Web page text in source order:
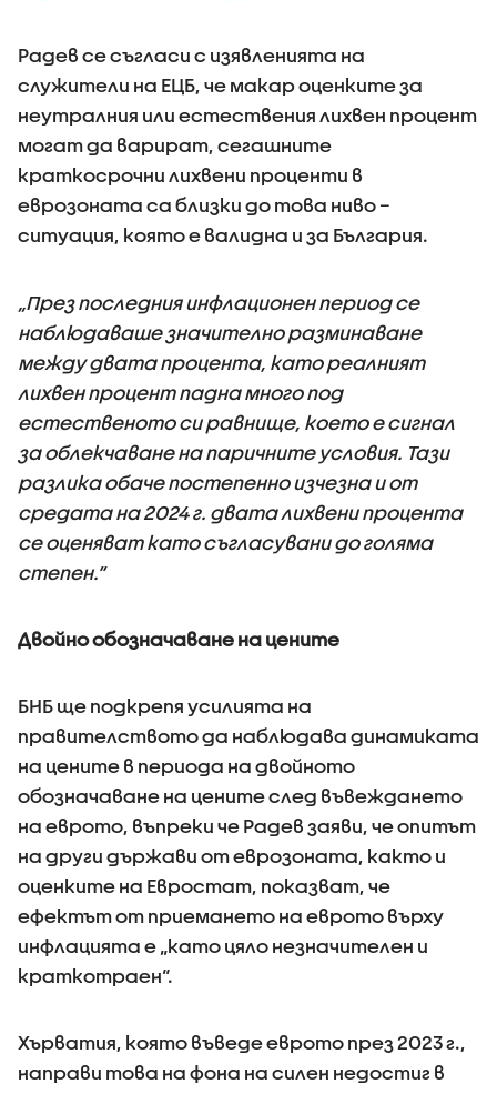
Радев се съгласи с изявленията на
служители на ЕЦБ, че макар оценките за
неутралния или естествения лихвен процент
могат да варират, сегашните
краткосрочни лихвени проценти в
еврозоната са близки до това ниво –
ситуация, която е валидна и за България.
„През последния инфлационен период се
наблюдаваше значително разминаване
между двата процента, като реалният
лихвен процент падна много под
естественото си равнище, което е сигнал
за облекчаване на паричните условия. Тази
разлика обаче постепенно изчезна и от
средата на 2024 г. двата лихвени процента
се оценяват като съгласувани до голяма
степен.“
Двойно обозначаване на цените
БНБ ще подкрепя усилията на
правителството да наблюдава динамиката
на цените в периода на двойното
обозначаване на цените след въвеждането
на еврото, въпреки че Радев заяви, че опитът
на други държави от еврозоната, както и
оценките на Евростат, показват, че
ефектът от приемането на еврото върху
инфлацията е „като цяло незначителен и
краткотраен“.
Хърватия, която въведе еврото през 2023 г.,
направи това на фона на силен недостиг в